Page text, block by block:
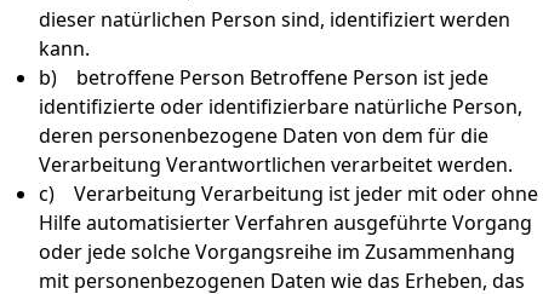
dieser natürlichen Person sind, identifiziert werden
kann.
b) betroffene Person Betroffene Person ist jede
identifizierte oder identifizierbare natürliche Person,
deren personenbezogene Daten von dem für die
Verarbeitung Verantwortlichen verarbeitet werden.
c) Verarbeitung Verarbeitung ist jeder mit oder ohne
Hilfe automatisierter Verfahren ausgeführte Vorgang
oder jede solche Vorgangsreihe im Zusammenhang
mit personenbezogenen Daten wie das Erheben, das